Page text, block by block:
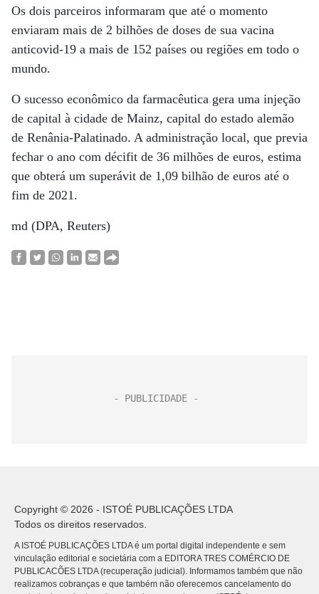
Os dois parceiros informaram que até o momento
enviaram mais de 2 bilhões de doses de sua vacina
anticovid-19 a mais de 152 países ou regiões em todo o
mundo.
O sucesso econômico da farmacêutica gera uma injeção
de capital à cidade de Mainz, capital do estado alemão
de Renânia-Palatinado. A administração local, que previa
fechar o ano com décifit de 36 milhões de euros, estima
que obterá um superávit de 1,09 bilhão de euros até o
fim de 2021.
md (DPA, Reuters)
Copyright © 2026 - ISTOÉ PUBLICAÇÕES LTDA
Todos os direitos reservados.
A ISTOÉ PUBLICAÇÕES LTDA é um portal digital independente e sem
vinculação editorial e societária com a EDITORA TRES COMÉRCIO DE
PUBLICACÕES LTDA (recuperação judicial). Informamos também que não
realizamos cobranças e que também não oferecemos cancelamento do